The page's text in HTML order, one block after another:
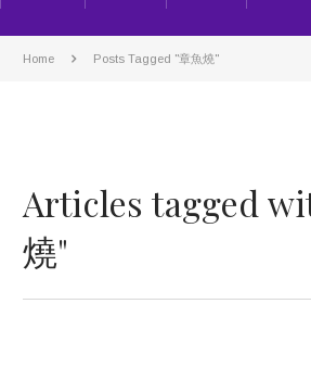
Home Posts Tagged "章魚燒"
Articles tagged
燒"